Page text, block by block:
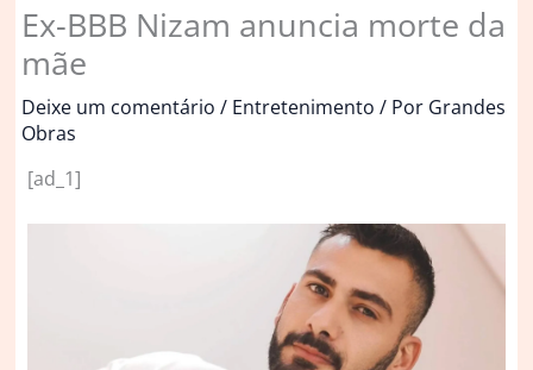
Ex-BBB Nizam anuncia morte da
mãe
Deixe um comentário / Entretenimento / Por Grandes
Obras
[ad_1]